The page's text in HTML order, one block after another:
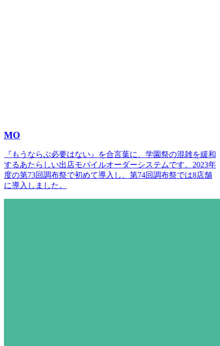
MO
『もうならぶ必要はない』を合言葉に、学園祭の混雑を緩和
するあたらしい出店モバイルオーダーシステムです。2023年
度の第73回調布祭で初めて導入し、第74回調布祭では8店舗
に導入しました。